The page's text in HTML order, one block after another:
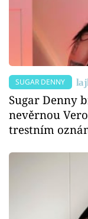
SUGAR DENNY
Sugar Denny
nevěrnou
trestním